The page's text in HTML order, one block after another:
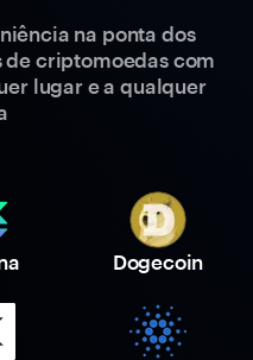
na ponta dos
de criptomoedas com
lugar e a qualquer
Dogecoin